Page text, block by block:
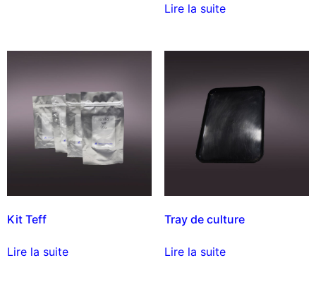
Lire la suite
Kit Teff
Lire la suite
Tray de culture
Lire la suite